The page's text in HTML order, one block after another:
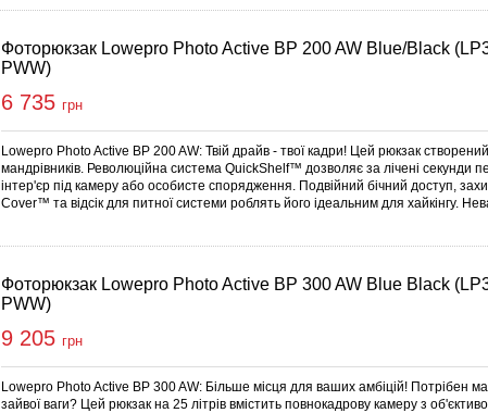
Фоторюкзак Lowepro Photo Active BP 200 AW Blue/Black
PWW)
6 735 грн
Lowepro Photo Active BP 200 AW: Твій драйв - твої кадри! Цей рюкзак
мандрівників. Революційна система QuickShelf™ дозволяє за лічені секунди
інтер'єр під камеру або особисте спорядження. Подвійний бічний доступ,
Cover™ та відсік для питної системи роблять його ідеальним для хайкінгу.
Фоторюкзак Lowepro Photo Active BP 300 AW Blue Black
PWW)
9 205 грн
Lowepro Photo Active BP 300 AW: Більше місця для ваших амбіцій! Потрібен
зайвої ваги? Цей рюкзак на 25 літрів вмістить повнокадрову камеру з